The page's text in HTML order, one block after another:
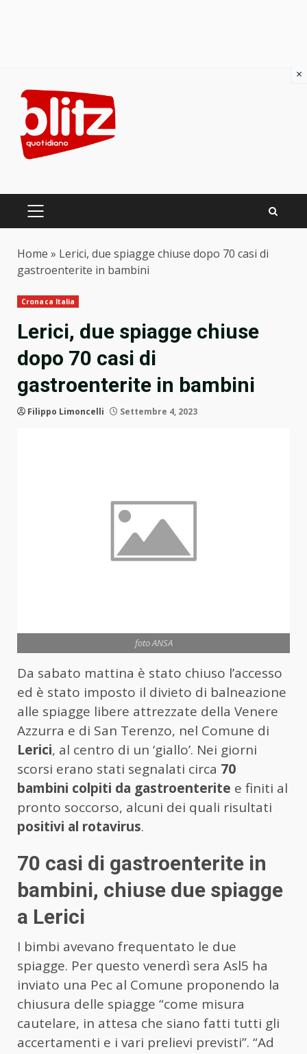
content
PRIMARY
Home » Lerici, due spiagge chiuse dopo 70 casi di
gastroenterite in bambini
Cronaca Italia
Lerici, due spiagge chiuse
dopo 70 casi di
gastroenterite in bambini
Filippo Limoncelli Settembre 4, 2023
foto ANSA
Da sabato mattina è stato chiuso l’accesso
ed è stato imposto il divieto di balneazione
alle spiagge libere attrezzate della Venere
Azzurra e di San Terenzo, nel Comune di
Lerici, al centro di un ‘giallo’. Nei giorni
scorsi erano stati segnalati circa 70
bambini colpiti da gastroenterite e finiti al
pronto soccorso, alcuni dei quali risultati
positivi al rotavirus.
70 casi di gastroenterite in
bambini, chiuse due spiagge
a Lerici
I bimbi avevano frequentato le due
spiagge. Per questo venerdì sera Asl5 ha
inviato una Pec al Comune proponendo la
chiusura delle spiagge “come misura
cautelare, in attesa che siano fatti tutti gli
accertamenti e i vari prelievi previsti”. “Ad
×